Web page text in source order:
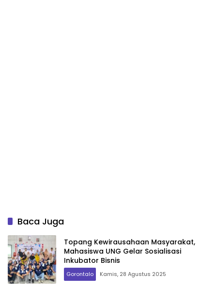
Baca Juga
Topang Kewirausahaan Masyarakat,
Mahasiswa UNG Gelar Sosialisasi
Inkubator Bisnis
Gorontalo Kamis, 28 Agustus 2025